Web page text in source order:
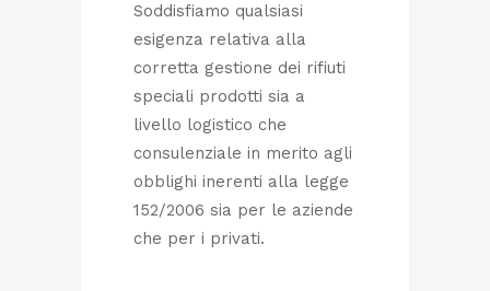
Soddisfiamo qualsiasi
esigenza relativa alla
corretta gestione dei rifiuti
speciali prodotti sia a
livello logistico che
consulenziale in merito agli
obblighi inerenti alla legge
152/2006 sia per le aziende
che per i privati.